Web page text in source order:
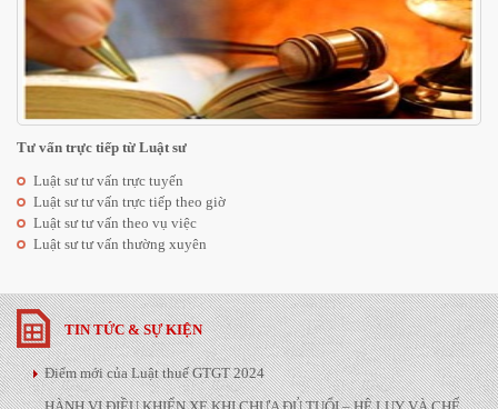
Tư vấn trực tiếp từ Luật sư
Luật sư tư vấn trực tuyến
Luật sư tư vấn trực tiếp theo giờ
Luật sư tư vấn theo vụ việc
Luật sư tư vấn thường xuyên
TIN TỨC & SỰ KIỆN
Điểm mới của Luật thuế GTGT 2024